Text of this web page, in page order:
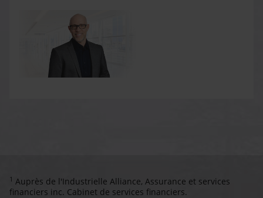
1 Auprès de l'Industrielle Alliance, Assurance et services
financiers inc. Cabinet de services financiers.